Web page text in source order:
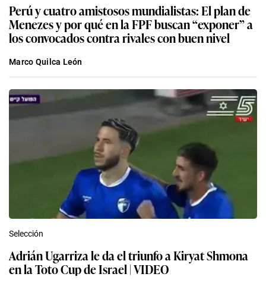
Perú y cuatro amistosos mundialistas: El plan de
Menezes y por qué en la FPF buscan “exponer” a
los convocados contra rivales con buen nivel
Marco Quilca León
Selección
Adrián Ugarriza le da el triunfo a Kiryat Shmona
en la Toto Cup de Israel | VIDEO